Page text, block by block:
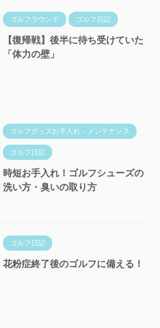
ゴルフラウンド ゴルフ日記
【復帰戦】後半に待ち受けていた
「体力の壁」
ゴルフグッズお手入れ・メンテナンス
ゴルフ日記
時短お手入れ！ゴルフシューズの
洗い方・臭いの取り方
ゴルフ日記
花粉症終了後のゴルフに備える！